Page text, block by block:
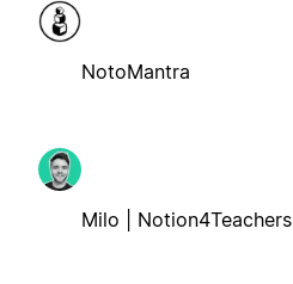
NotoMantra
Milo | Notion4Teachers